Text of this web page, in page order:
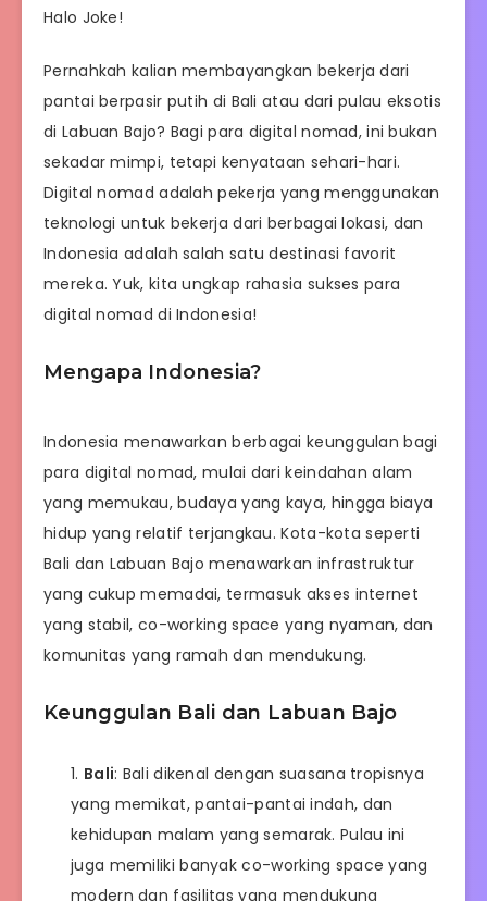
Halo Joke!
Pernahkah kalian membayangkan bekerja dari
pantai berpasir putih di Bali atau dari pulau eksotis
di Labuan Bajo? Bagi para digital nomad, ini bukan
sekadar mimpi, tetapi kenyataan sehari-hari.
Digital nomad adalah pekerja yang menggunakan
teknologi untuk bekerja dari berbagai lokasi, dan
Indonesia adalah salah satu destinasi favorit
mereka. Yuk, kita ungkap rahasia sukses para
digital nomad di Indonesia!
Mengapa Indonesia?
Indonesia menawarkan berbagai keunggulan bagi
para digital nomad, mulai dari keindahan alam
yang memukau, budaya yang kaya, hingga biaya
hidup yang relatif terjangkau. Kota-kota seperti
Bali dan Labuan Bajo menawarkan infrastruktur
yang cukup memadai, termasuk akses internet
yang stabil, co-working space yang nyaman, dan
komunitas yang ramah dan mendukung.
Keunggulan Bali dan Labuan Bajo
Bali: Bali dikenal dengan suasana tropisnya
yang memikat, pantai-pantai indah, dan
kehidupan malam yang semarak. Pulau ini
juga memiliki banyak co-working space yang
modern dan fasilitas yang mendukung